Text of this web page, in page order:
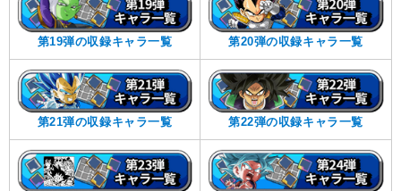
第19弾の収録キャラ一覧 第20弾の収録キャラ一覧
第21弾の収録キャラ一覧 第22弾の収録キャラ一覧